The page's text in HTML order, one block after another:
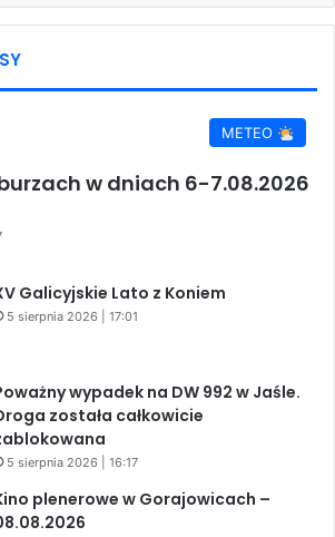
METEO
w dniach 6-7.08.2026
Galicyjskie Lato z Koniem
5 sierpnia 2026 | 17:01
wypadek na DW 992 w Jaśle.
została całkowicie
5 sierpnia 2026 | 16:17
plenerowe w Gorajowicach –